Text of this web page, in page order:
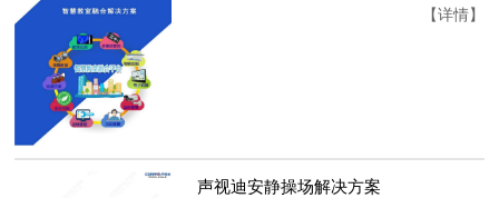
【详情】
声视迪安静操场解决方案